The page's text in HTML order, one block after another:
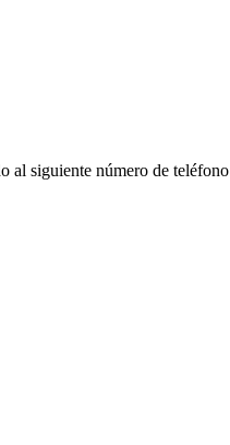
al siguiente número de teléfono